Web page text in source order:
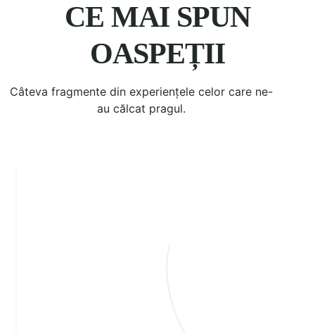
CE MAI SPUN
OASPEȚII
Câteva fragmente din experiențele celor care ne-
au călcat pragul.